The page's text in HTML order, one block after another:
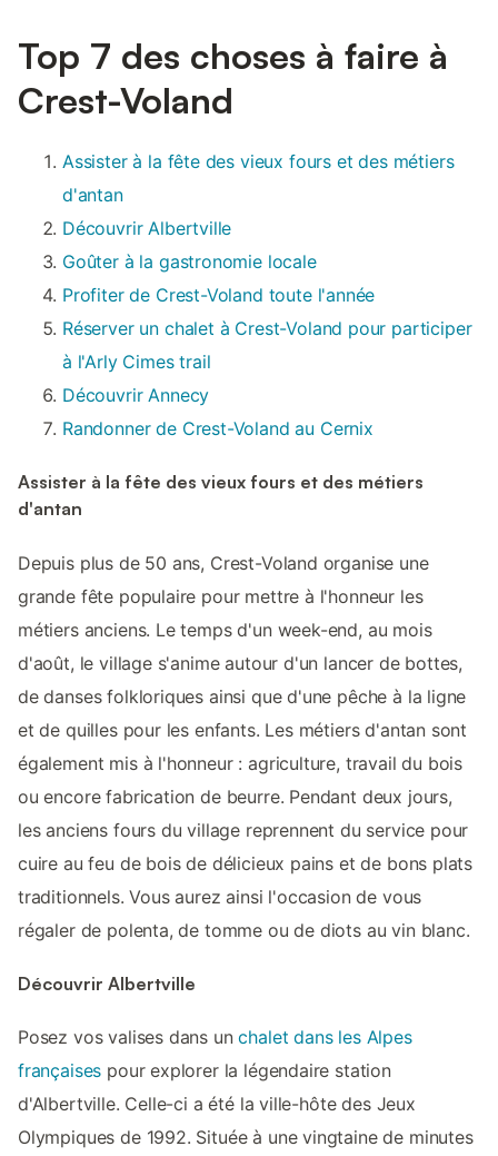
Top 7 des choses à faire à
Crest-Voland
Assister à la fête des vieux fours et des métiers
d'antan
Découvrir Albertville
Goûter à la gastronomie locale
Profiter de Crest-Voland toute l'année
Réserver un chalet à Crest-Voland pour participer
à l'Arly Cimes trail
Découvrir Annecy
Randonner de Crest-Voland au Cernix
Assister à la fête des vieux fours et des métiers
d'antan
Depuis plus de 50 ans, Crest-Voland organise une
grande fête populaire pour mettre à l'honneur les
métiers anciens. Le temps d'un week-end, au mois
d'août, le village s'anime autour d'un lancer de bottes,
de danses folkloriques ainsi que d'une pêche à la ligne
et de quilles pour les enfants. Les métiers d'antan sont
également mis à l'honneur : agriculture, travail du bois
ou encore fabrication de beurre. Pendant deux jours,
les anciens fours du village reprennent du service pour
cuire au feu de bois de délicieux pains et de bons plats
traditionnels. Vous aurez ainsi l'occasion de vous
régaler de polenta, de tomme ou de diots au vin blanc.
Découvrir Albertville
Posez vos valises dans unchalet dans les Alpes
françaises pour explorer la légendaire station
d'Albertville. Celle-ci a été la ville-hôte des Jeux
Olympiques de 1992. Située à une vingtaine de minutes